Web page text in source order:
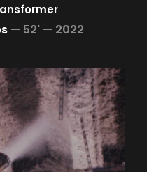
— 52' — 2022